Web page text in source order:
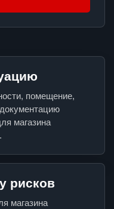
помещение,
магазина
рисков
магазина